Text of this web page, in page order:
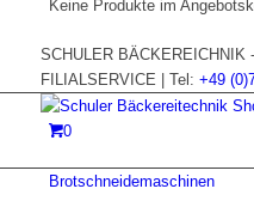
Keine Produkte im
SCHULER BÄCKEREICHNIK
FILIALSERVICE | Tel: +49
0
Brotschneidemaschinen